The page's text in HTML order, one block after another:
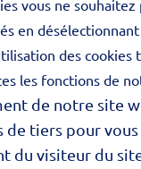
vous ne souhaitez
en
des
les fonctions de
de notre site
tiers pour
du visiteur du